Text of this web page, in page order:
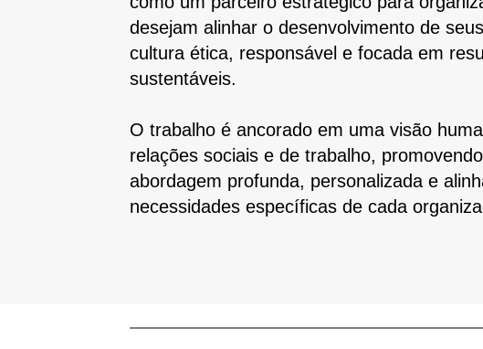
desejam alinhar o desenvolvimento de
cultura ética, responsável e focada em
sustentáveis.
O trabalho é ancorado em uma visão
relações sociais e de trabalho,
abordagem profunda, personalizada e
necessidades específicas de cada